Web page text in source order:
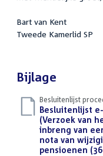
Bart van Kent
Tweede Kamerlid SP
Bijlage
Besluitenlijst
Download
bestand:
Besluitenlijst
(Verzoek van
inbreng van
nota van
pensioenen